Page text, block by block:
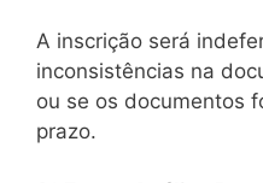
A inscrição será
inconsistências na
ou se os documentos
prazo.